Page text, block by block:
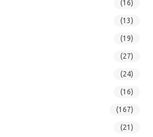
(16)
(13)
(19)
(27)
(24)
(16)
(167)
(21)